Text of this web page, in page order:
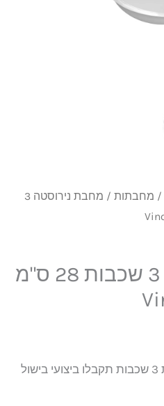
/ מחבתות
/ מחבת נירוסטה 3
מחבת נירוסטה 3 שכבות 28 ס"מ
בזכות מחבת נירוסטה בעלת 3 שכבות תקבלו ביצועי בישול